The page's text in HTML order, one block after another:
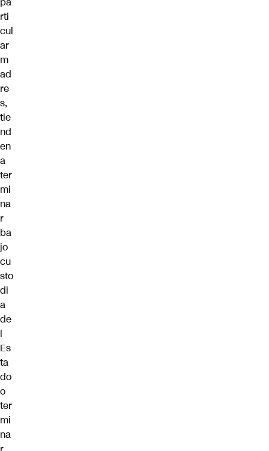
rti
cul
ar
m
ad
re
s,
tie
nd
en
a
ter
mi
na
r
ba
jo
cu
sto
di
a
de
l
Es
ta
do
o
ter
mi
na